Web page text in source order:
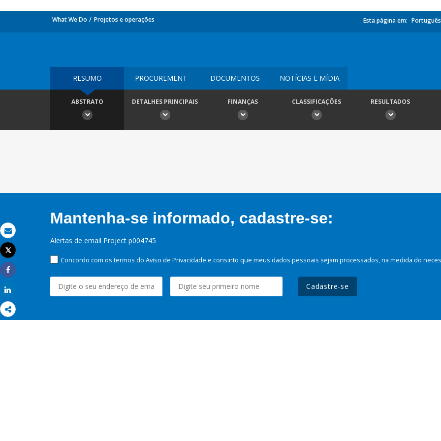
Email
Imprimir
Tweet
Share
What We Do Projetos e operações Esta página em: Português
RESUMO PROCUREMENT DOCUMENTOS NOTÍCIAS E MÍDIA
ABSTRATO DETALHES PRINCIPAIS FINANÇAS CLASSIFICAÇÕES RESULTADOS
Mantenha-se informado, cadastre-se:
Alertas de email Project p004745
Concordo com os termos do Aviso de Privacidade e consinto que meus dados pessoais sejam processados, na medida do
Cadastre-se